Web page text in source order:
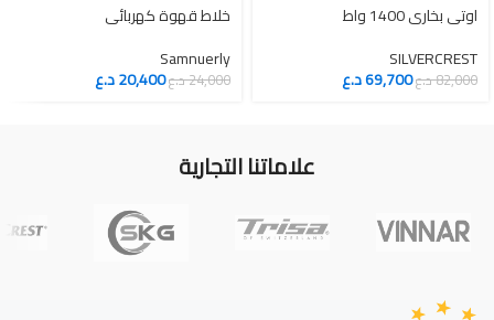
اوتي بخاري 1400 واط
SILVERCREST
82,000د.ع69,700د.ع
خلاط قهوة كهربائي
Samnuerly
24,000د.ع20,400د.ع
علاماتنا التجارية